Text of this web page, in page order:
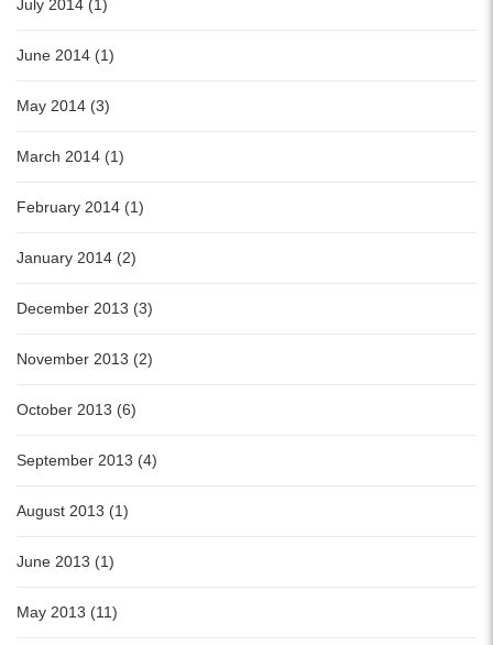
July 2014 (1)
June 2014 (1)
May 2014 (3)
March 2014 (1)
February 2014 (1)
January 2014 (2)
December 2013 (3)
November 2013 (2)
October 2013 (6)
September 2013 (4)
August 2013 (1)
June 2013 (1)
May 2013 (11)